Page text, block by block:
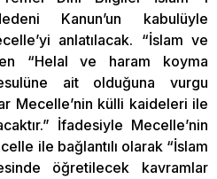
Kanun’un kabulüyle
anlatılacak. “İslam ve
“Helal ve haram koyma
ait olduğuna vurgu
Mecelle’nin külli kaideleri ile
İfadesiyle Mecelle’nin
ile bağlantılı olarak “İslam
öğretilecek kavramlar